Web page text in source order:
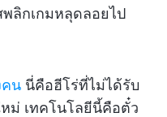
ลิกเกมหลุดลอยไป
คน นี่คือฮีโร่ที่ไม่ได้รับ
ม่ เทคโนโลยีนี้คือตั๋ว